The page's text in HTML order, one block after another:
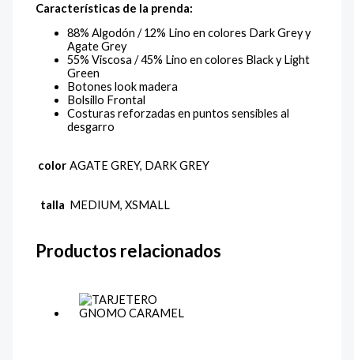
Características de la prenda:
88% Algodón / 12% Lino en colores Dark Grey y
Agate Grey
55% Viscosa / 45% Lino en colores Black y Light
Green
Botones look madera
Bolsillo Frontal
Costuras reforzadas en puntos sensibles al
desgarro
color AGATE GREY, DARK GREY
talla MEDIUM, XSMALL
Productos relacionados